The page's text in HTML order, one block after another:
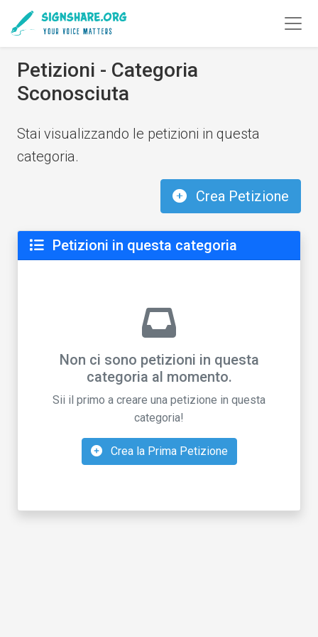
Petizioni - Categoria
Sconosciuta
Stai visualizzando le petizioni in questa
categoria.
Crea Petizione
Petizioni in questa categoria
Non ci sono petizioni in questa
categoria al momento.
Sii il primo a creare una petizione in questa
categoria!
Crea la Prima Petizione